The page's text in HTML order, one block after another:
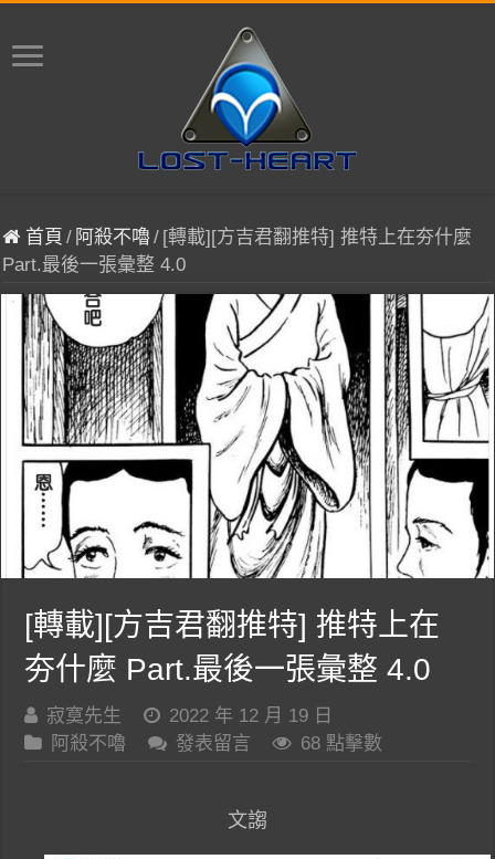
首頁 / 阿殺不嚕/ [轉載][方吉君翻推特] 推特上在夯什麼
Part.最後一張彙整 4.0
[轉載][方吉君翻推特] 推特上在
夯什麼 Part.最後一張彙整 4.0
寂寞先生
2022 年 12 月 19 日
阿殺不嚕
發表留言 68 點擊數
文謅